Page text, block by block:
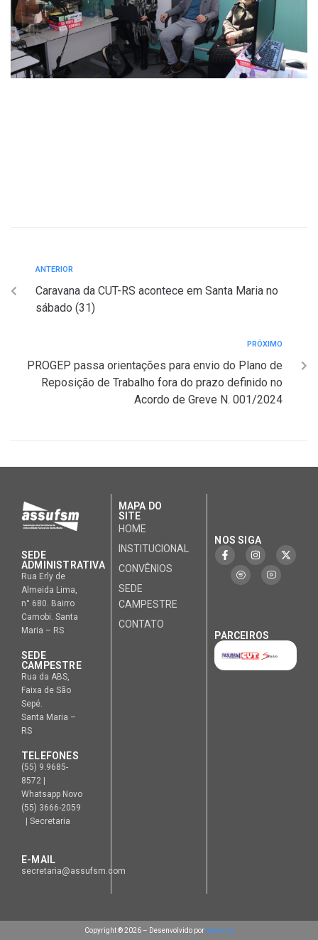
ANTERIOR
Caravana da CUT-RS acontece em Santa Maria no
sábado (31)
PRÓXIMO
PROGEP passa orientações para envio do Plano de
Reposição de Trabalho fora do prazo definido no
Acordo de Greve N. 001/2024
SEDE
ADMINISTRATIVA
Rua Erly de
Almeida Lima,
n° 680. Bairro
Camobi. Santa
Maria – RS
SEDE
CAMPESTRE
Rua da ABS,
Faixa de São
Sepé.
Santa Maria –
RS
TELEFONES
(55) 9.9685-
8572 |
Whatsapp Novo
(55) 3666-2059
| Secretaria
E-MAIL
secretaria@assufsm.com
MAPA DO
SITE
HOME
INSTITUCIONAL
CONVÊNIOS
SEDE
CAMPESTRE
CONTATO
NOS SIGA
PARCEIROS
Copyright ® 2026 – Desenvolvido por Manduá